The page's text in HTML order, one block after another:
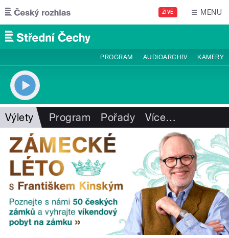
Přejít k hlavnímu obsahu
ŽIVĚ MENU
PROGRAM AUDIOARCHIV KAMERY
Výlety Program Pořady Více…